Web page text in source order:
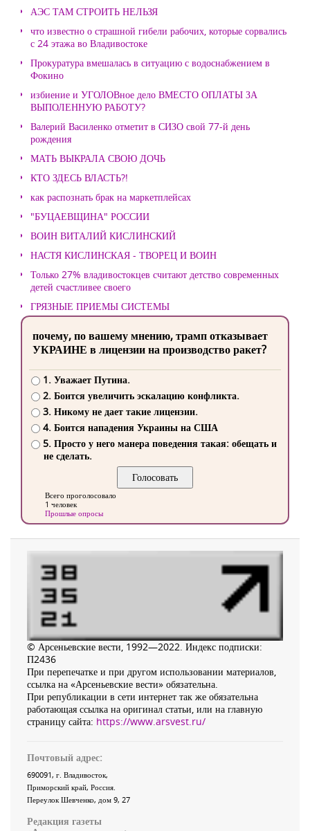
АЭС ТАМ СТРОИТЬ НЕЛЬЗЯ
что известно о страшной гибели рабочих, которые сорвались
с 24 этажа во Владивостоке
Прокуратура вмешалась в ситуацию с водоснабжением в
Фокино
избиение и УГОЛОВное дело ВМЕСТО ОПЛАТЫ ЗА
ВЫПОЛЕННУЮ РАБОТУ?
Валерий Василенко отметит в СИЗО свой 77-й день
рождения
МАТЬ ВЫКРАЛА СВОЮ ДОЧЬ
КТО ЗДЕСЬ ВЛАСТЬ?!
как распознать брак на маркетплейсах
"БУЦАЕВЩИНА" РОССИИ
ВОИН ВИТАЛИЙ КИСЛИНСКИЙ
НАСТЯ КИСЛИНСКАЯ - ТВОРЕЦ И ВОИН
Только 27% владивостокцев считают детство современных
детей счастливее своего
ГРЯЗНЫЕ ПРИЕМЫ СИСТЕМЫ
почему, по вашему мнению, трамп отказывает
УКРАИНЕ в лицензии на производство ракет?
1. Уважает Путина.
2. Боится увеличить эскалацию конфликта.
3. Никому не дает такие лицензии.
4. Боится нападения Украины на США
5. Просто у него манера поведения такая: обещать и
не сделать.
Всего проголосовало
1 человек
Прошлые опросы
© Арсеньевские вести, 1992—2022. Индекс подписки:
П2436
При перепечатке и при другом использовании материалов,
ссылка на «Арсеньевские вести» обязательна.
При републикации в сети интернет так же обязательна
работающая ссылка на оригинал статьи, или на главную
страницу сайта: https://www.arsvest.ru/
Почтовый адрес:
690091, г. Владивосток,
Приморский край, Россия.
Переулок Шевченко, дом 9, 27
Редакция газеты